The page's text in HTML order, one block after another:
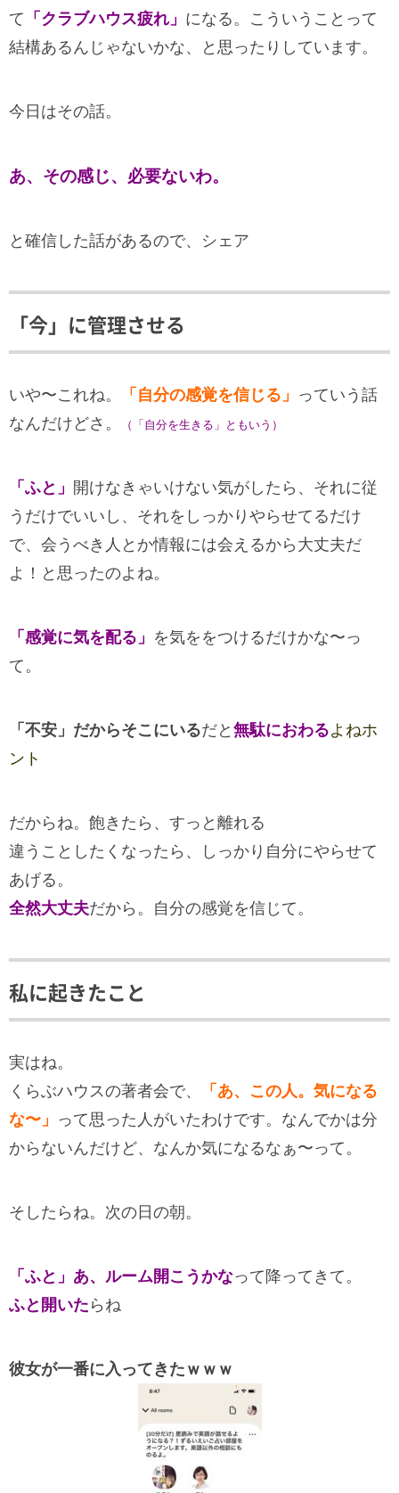
て 「クラブハウス疲れ」 になる。こういうことって
結構あるんじゃないかな、と思ったりしています。
今日はその話。
あ、その感じ、必要ないわ。
と確信した話があるので、シェア
「今」に管理させる
いや〜これね。 「自分の感覚を信じる」 っていう話
なんだけどさ。
（「自分を生きる」ともいう）
「ふと」 開けなきゃいけない気がしたら、それに従
うだけでいいし、それをしっかりやらせてるだけ
で、会うべき人とか情報には会えるから大丈夫だ
よ！と思ったのよね。
「感覚に気を配る」 を気ををつけるだけかな〜っ
て。
「不安」だからそこにいるだと 無駄におわるよねホ
ント
だからね。飽きたら、すっと離れる
違うことしたくなったら、しっかり自分にやらせて
あげる。
全然大丈夫だから。自分の感覚を信じて。
私に起きたこと
実はね。
くらぶハウスの著者会で、
「あ、この人。気になる
な〜」 って思った人がいたわけです。なんでかは分
からないんだけど、なんか気になるなぁ〜って。
そしたらね。次の日の朝。
「ふと」 あ、ルーム開こうかなって降ってきて。
ふと開いた らね
彼女が一番に入ってきたｗｗｗ